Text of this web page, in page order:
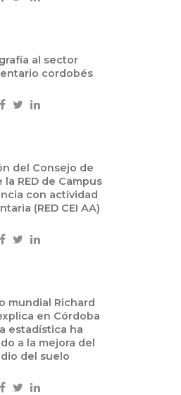
al sector
cordobés
del Consejo de
RED de Campus
con actividad
(RED CEI AA)
mundial Richard
en Córdoba
estadística ha
a la mejora del
del suelo